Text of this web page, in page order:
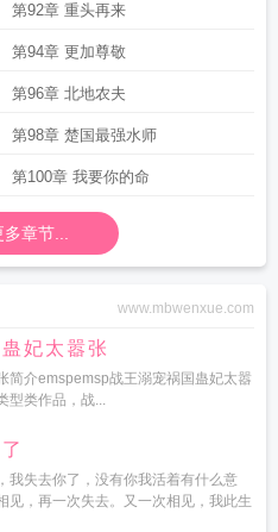
第92章 重头再来
第94章 更加尊敬
第96章 北地农夫
第98章 楚国最强水师
第100章 我要你的命
章节...
www.mbwenxue.com
妃太嚣张
简介emspemsp战王溺宠祸国蛊妃太嚣
型类作品，战...
我失去你了，没有你我活着有什么意
见，再一次失去。又一次相见，我此生